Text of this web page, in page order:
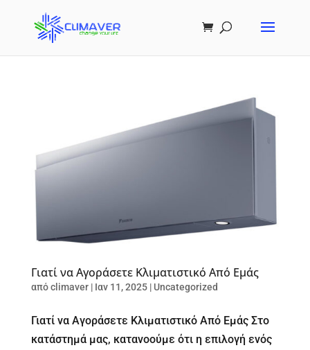
Γιατί να Αγοράσετε Κλιματιστικό Από Εμάς
απόclimaver| Ιαν 11, 2025| Uncategorized
Γιατί να Αγοράσετε Κλιματιστικό Από Εμάς Στο
κατάστημά μας, κατανοούμε ότι η επιλογή ενός